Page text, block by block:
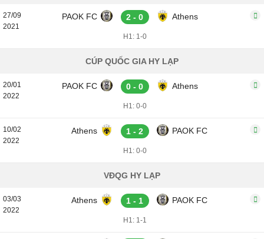
27/09
2021
PAOK FC 2 - 0 Athens
H1: 1-0
CÚP QUỐC GIA HY LẠP
20/01
2022
PAOK FC 0 - 0 Athens
H1: 0-0
10/02
2022
Athens 1 - 2 PAOK FC
H1: 0-0
VĐQG HY LẠP
03/03
2022
Athens 1 - 1 PAOK FC
H1: 1-1